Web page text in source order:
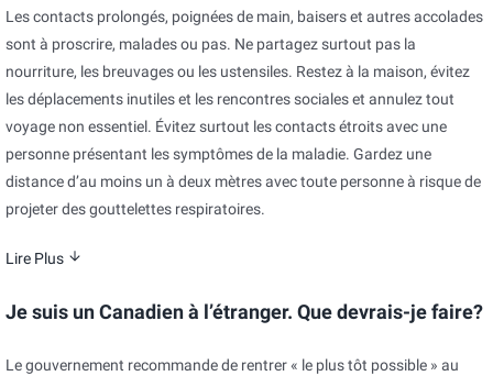
Les contacts prolongés, poignées de main, baisers et autres accolades
sont à proscrire, malades ou pas. Ne partagez surtout pas la
nourriture, les breuvages ou les ustensiles. Restez à la maison, évitez
les déplacements inutiles et les rencontres sociales et annulez tout
voyage non essentiel. Évitez surtout les contacts étroits avec une
personne présentant les symptômes de la maladie. Gardez une
distance d’au moins un à deux mètres avec toute personne à risque de
projeter des gouttelettes respiratoires.
Lire Plus
Je suis un Canadien à l’étranger. Que devrais-je faire?
Le gouvernement recommande de rentrer « le plus tôt possible » au